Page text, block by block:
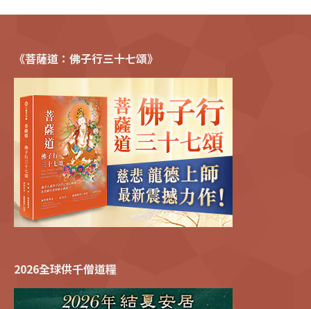
《菩薩道：佛子行三十七頌》
2026全球供千僧道糧